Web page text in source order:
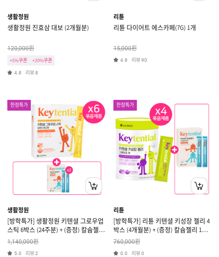
생활정원
생활정원 진효삼 대보 (2개월분)
120,000원
+5%쿠폰 +20%쿠폰
4.8 리뷰8
리튠
리튠 다이어트 에스카페(7G) 1개
15,000원
4.8 리뷰90
한정특가
생활정원
[방학특가] 생활정원 키텐셜 그로우업
스틱 6박스 (24주분) + (증정) 칼슘젤리
2박스 [쿠폰X]
1,140,000원
5.0 리뷰2
한정특가
리튠
[방학특가] 리튠 키텐셜 키성장 젤리 4
박스 (4개월분) + (증정) 칼슘젤리 1박
스 [쿠폰X]
760,000원
0.0 리뷰0